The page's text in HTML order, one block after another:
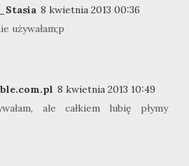
8 kwietnia 2013 00:36
używałam;p
8 kwietnia 2013 10:49
ale całkiem lubię płymy